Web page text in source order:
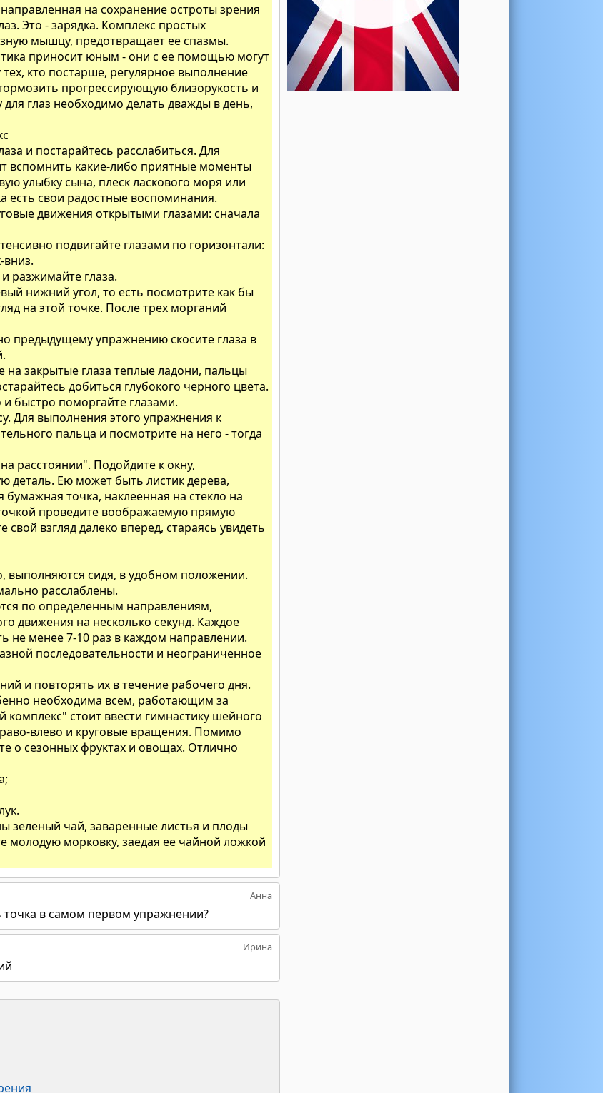
на сохранение остроты зрения
Это - зарядка. Комплекс простых
мышцу, предотвращает ее спазмы.
приносит юным - они с ее помощью могут
кто постарше, регулярное выполнение
прогрессирующую близорукость и
для глаз необходимо делать дважды в день,
и постарайтесь расслабиться. Для
вспомнить какие-либо приятные моменты
улыбку сына, плеск ласкового моря или
есть свои радостные воспоминания.
движения открытыми глазами: сначала
подвигайте глазами по горизонтали:
вниз.
разжимайте глаза.
нижний угол, то есть посмотрите как бы
на этой точке. После трех морганий
предыдущему упражнению скосите глаза в
закрытые глаза теплые ладони, пальцы
добиться глубокого черного цвета.
быстро поморгайте глазами.
Для выполнения этого упражнения к
пальца и посмотрите на него - тогда
расстоянии". Подойдите к окну,
деталь. Ею может быть листик дерева,
точка, наклеенная на стекло на
проведите воображаемую прямую
взгляд далеко вперед, стараясь увидеть
выполняются сидя, в удобном положении.
расслаблены.
по определенным направлениям,
движения на несколько секунд. Каждое
не менее 7-10 раз в каждом направлении.
последовательности и неограниченное
и повторять их в течение рабочего дня.
необходима всем, работающим за
стоит ввести гимнастику шейного
влево и круговые вращения. Помимо
о сезонных фруктах и овощах. Отлично
зеленый чай, заваренные листья и плоды
молодую морковку, заедая ее чайной ложкой
Анна
в самом первом упражнении?
Ирина